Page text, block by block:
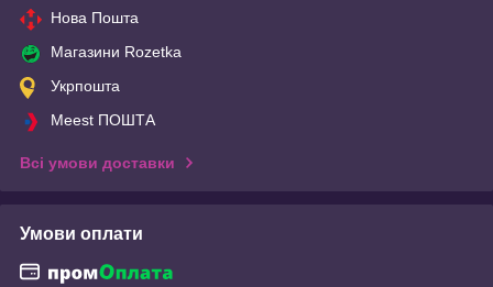
Нова Пошта
Магазини Rozetka
Укрпошта
Meest ПОШТА
Всі умови доставки
Умови оплати